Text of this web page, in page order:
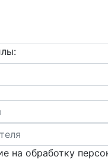
на обработку